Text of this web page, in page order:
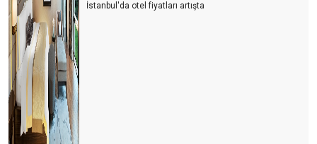
İstanbul'da otel fiyatları artışta